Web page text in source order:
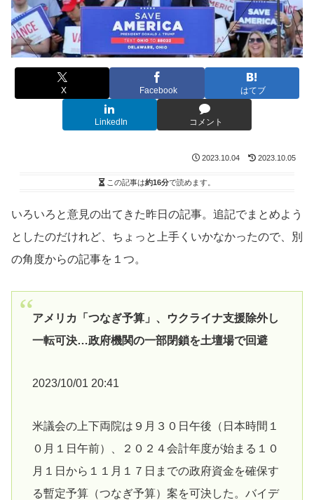
X Facebook はてブ
LinkedIn コメント
2023.10.04 2023.10.05
この記事は約16分で読めます。
いろいろと意見の出てきた昨日の記事。追記でまとめよう
としたのだけれど、ちょっと上手くいかなかったので、別
の角度からの記事を１つ。
アメリカ「つなぎ予算」、ウクライナ支援除外し
一転可決…政府機関の一部閉鎖を土壇場で回避
2023/10/01 20:41
米議会の上下両院は９月３０日午後（日本時間１
０月１日午前）、２０２４会計年度が始まる１０
月１日から１１月１７日までの政府資金を確保す
る暫定予算（つなぎ予算）案を可決した。バイデ